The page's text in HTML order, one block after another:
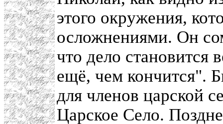
этого окружения,
осложнениями. Он
что дело становится
ещё, чем кончится".
для членов царской
Царское Село.